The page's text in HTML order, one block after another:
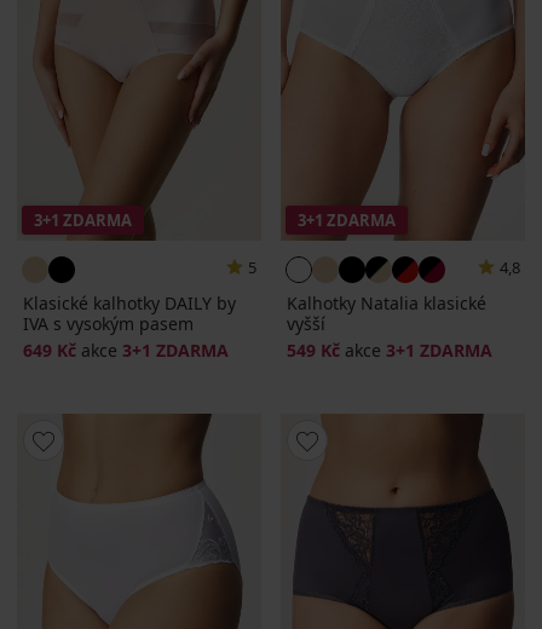
3+1 ZDARMA
5
Klasické kalhotky DAILY by
IVA s vysokým pasem
649 Kč akce 3+1 ZDARMA
3+1 ZDARMA
4,8
Kalhotky Natalia klasické
vyšší
549 Kč akce 3+1 ZDARMA